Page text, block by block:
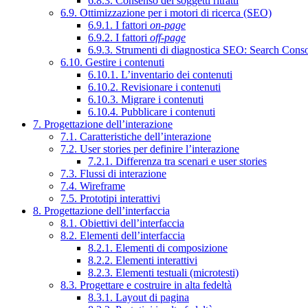
6.9. Ottimizzazione per i motori di ricerca (SEO)
6.9.1. I fattori on-page
6.9.2. I fattori off-page
6.9.3. Strumenti di diagnostica SEO: Search
6.10. Gestire i contenuti
6.10.1. L’inventario dei contenuti
6.10.2. Revisionare i contenuti
6.10.3. Migrare i contenuti
6.10.4. Pubblicare i contenuti
7. Progettazione dell’interazione
7.1. Caratteristiche dell’interazione
7.2. User stories per definire l’interazione
7.2.1. Differenza tra scenari e user stories
7.3. Flussi di interazione
7.4. Wireframe
7.5. Prototipi interattivi
8. Progettazione dell’interfaccia
8.1. Obiettivi dell’interfaccia
8.2. Elementi dell’interfaccia
8.2.1. Elementi di composizione
8.2.2. Elementi interattivi
8.2.3. Elementi testuali (microtesti)
8.3. Progettare e costruire in alta fedeltà
8.3.1. Layout di pagina